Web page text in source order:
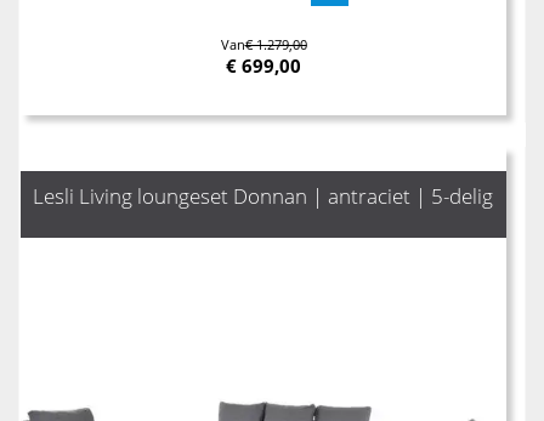
Van€ 1.279,00
€ 699,00
Lesli Living loungeset Donnan | antraciet | 5-delig